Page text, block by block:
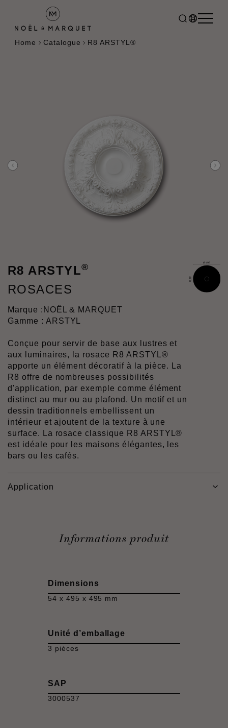
Home Catalogue R8 ARSTYL®
R8 ARSTYL®
ROSACES
Marque : NOËL & MARQUET
Gamme : ARSTYL
Conçue pour servir de base aux lustres et
aux luminaires, la rosace R8 ARSTYL®
apporte un élément décoratif à la pièce. La
R8 offre de nombreuses possibilités
d'application, par exemple comme élément
distinct au mur ou au plafond. Un motif et un
dessin traditionnels embellissent un
intérieur et ajoutent de la texture à une
surface. La rosace classique R8 ARSTYL®
est idéale pour les maisons élégantes, les
bars ou les cafés.
Application
Informations produit
Dimensions
54 x 495 x 495 mm
Unité d’emballage
3 pièces
SAP
3000537